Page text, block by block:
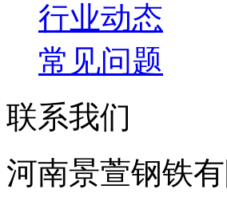
行业动态
常见问题
联系我们
河南景萱钢铁